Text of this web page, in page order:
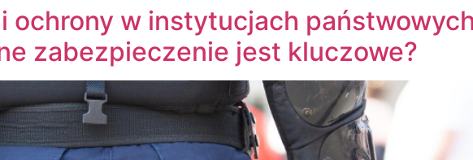
ochrony w instytucjach
zabezpieczenie jest kluczowe?